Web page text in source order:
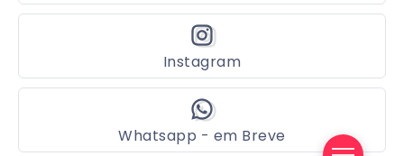
Instagram
Whatsapp - em Breve